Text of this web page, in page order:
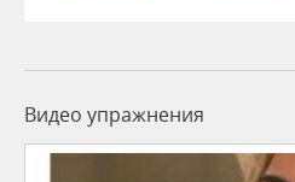
Видео упражнения